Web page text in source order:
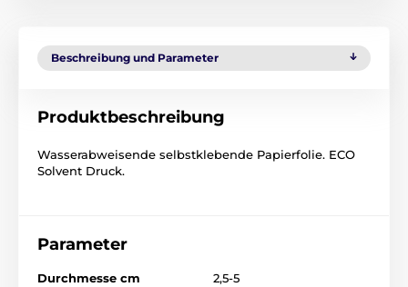
Beschreibung und Parameter
Produktbeschreibung
Wasserabweisende selbstklebende Papierfolie. ECO
Solvent Druck.
Parameter
Durchmesse cm 2,5-5